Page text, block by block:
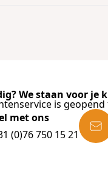
We staan voor je
is geopend
met ons
(0)76 750 15 21